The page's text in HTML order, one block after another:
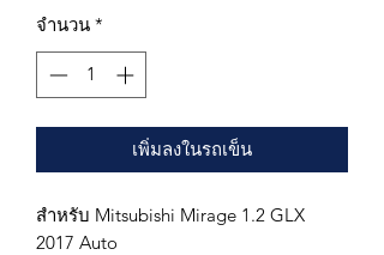
จำนวน *
เพิ่มลงในรถเข็น
สำหรับ Mitsubishi Mirage 1.2 GLX
2017 Auto